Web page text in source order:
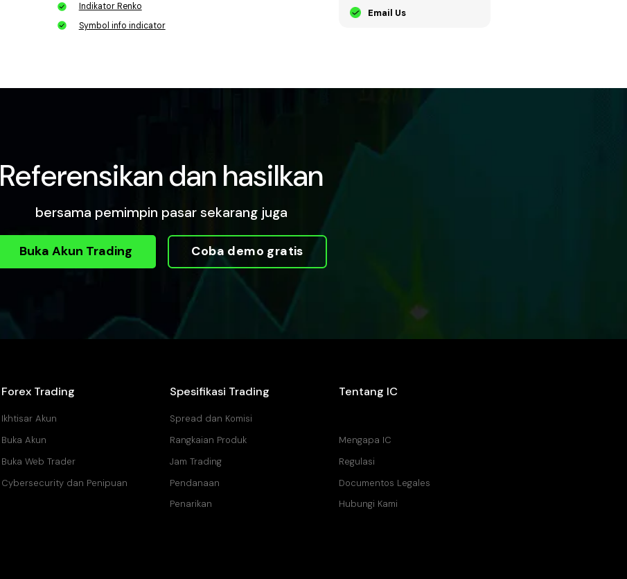
Indikator Renko
Symbol info indicator
Email Us
Referensikan dan hasilkan
bersama pemimpin pasar sekarang juga
Buka Akun Trading Coba demo gratis
Forex Trading
Ikhtisar Akun
Buka Akun
Buka Web Trader
Cybersecurity dan Penipuan
Spesifikasi Trading
Spread dan Komisi
Rangkaian Produk
Jam Trading
Pendanaan
Penarikan
Tentang IC
Mengapa IC
Regulasi
Documentos Legales
Hubungi Kami